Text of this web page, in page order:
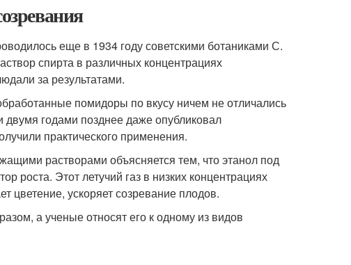
еще в 1934 году советскими ботаниками С.
спирта в различных концентрациях
за результатами.
помидоры по вкусу ничем не отличались
годами позднее даже опубликовал
практического применения.
растворами объясняется тем, что этанол под
Этот летучий газ в низких концентрациях
цветение, ускоряет созревание плодов.
а ученые относят его к одному из видов